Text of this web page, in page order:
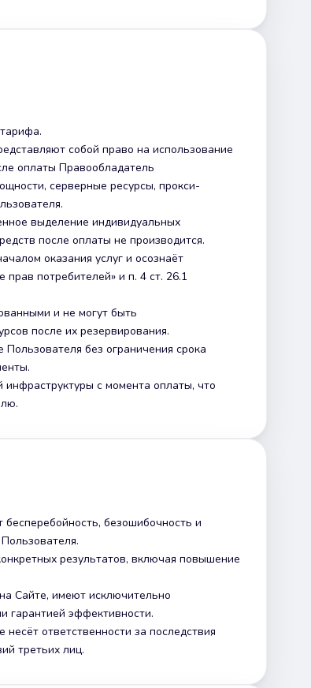
собой право на использование
оплаты Правообладатель
серверные ресурсы, прокси-
выделение индивидуальных
после оплаты не производится.
оказания услуг и осознаёт
потребителей» и п. 4 ст. 26.1
и не могут быть
после их резервирования.
без ограничения срока
с момента оплаты, что
бесперебойность, безошибочность и
результатов, включая повышение
Сайте, имеют исключительно
гарантией эффективности.
ответственности за последствия
третьих лиц.